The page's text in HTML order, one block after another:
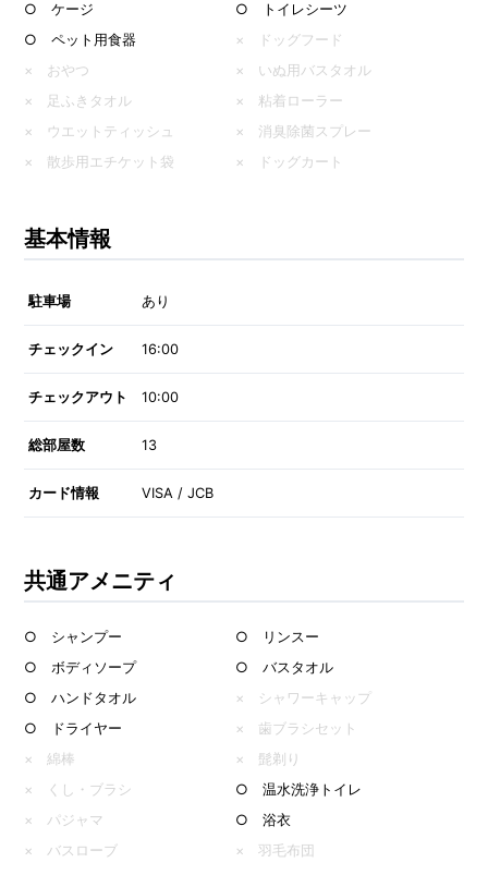
○ ケージ
○ トイレシーツ
○ ペット用食器
× ドッグフード
× おやつ
× いぬ用バスタオル
× 足ふきタオル
× 粘着ローラー
× ウエットティッシュ
× 消臭除菌スプレー
× 散歩用エチケット袋
× ドッグカート
基本情報
駐車場 あり
チェックイン 16:00
チェックアウト 10:00
総部屋数 13
カード情報 VISA / JCB
共通アメニティ
○ シャンプー
○ リンスー
○ ボディソープ
○ バスタオル
○ ハンドタオル
× シャワーキャップ
○ ドライヤー
× 歯ブラシセット
× 綿棒
× 髭剃り
× くし・ブラシ
○ 温水洗浄トイレ
× パジャマ
○ 浴衣
× バスローブ
× 羽毛布団